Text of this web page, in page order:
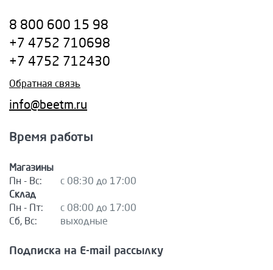
8 800 600 15 98
+7 4752 710698
+7 4752 712430
Обратная связь
info@beetm.ru
Время работы
Магазины
Пн - Вс:
с 08:30 до 17:00
Склад
Пн - Пт:
с 08:00 до 17:00
Сб, Вс:
выходные
Подписка на E-mail рассылку